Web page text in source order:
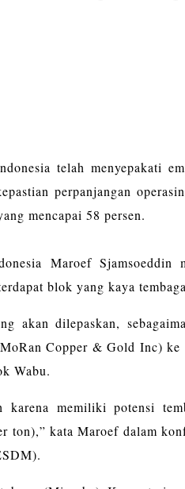
telah menyepakati
perpanjangan
mencapai 58 persen.
Maroef Sjamsoeddin
blok yang kaya
akan dilepaskan,
Copper & Gold Inc) ke
Wabu.
karena memiliki potensi
ton),” kata Maroef dalam